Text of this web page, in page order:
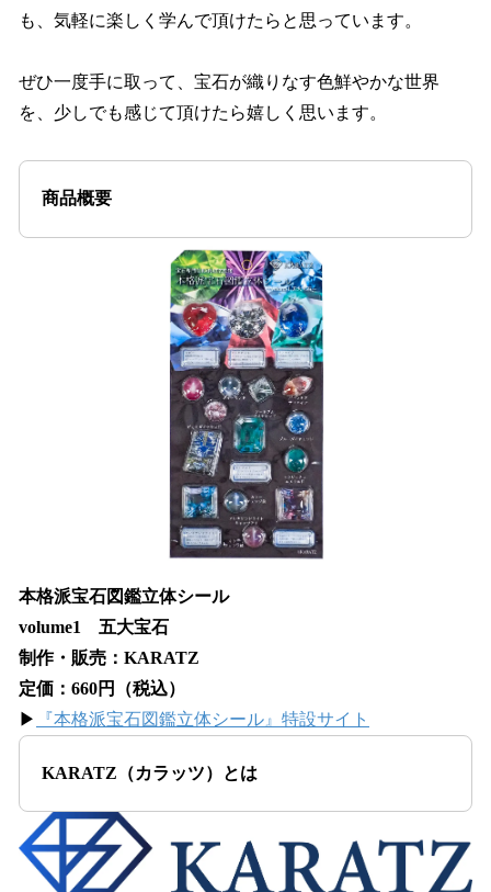
も、気軽に楽しく学んで頂けたらと思っています。
ぜひ一度手に取って、宝石が織りなす色鮮やかな世界
を、少しでも感じて頂けたら嬉しく思います。
商品概要
本格派宝石図鑑立体シール
volume1 五大宝石
制作・販売：KARATZ
定価：660円（税込）
▶
『本格派宝石図鑑立体シール』特設サイト
KARATZ（カラッツ）とは